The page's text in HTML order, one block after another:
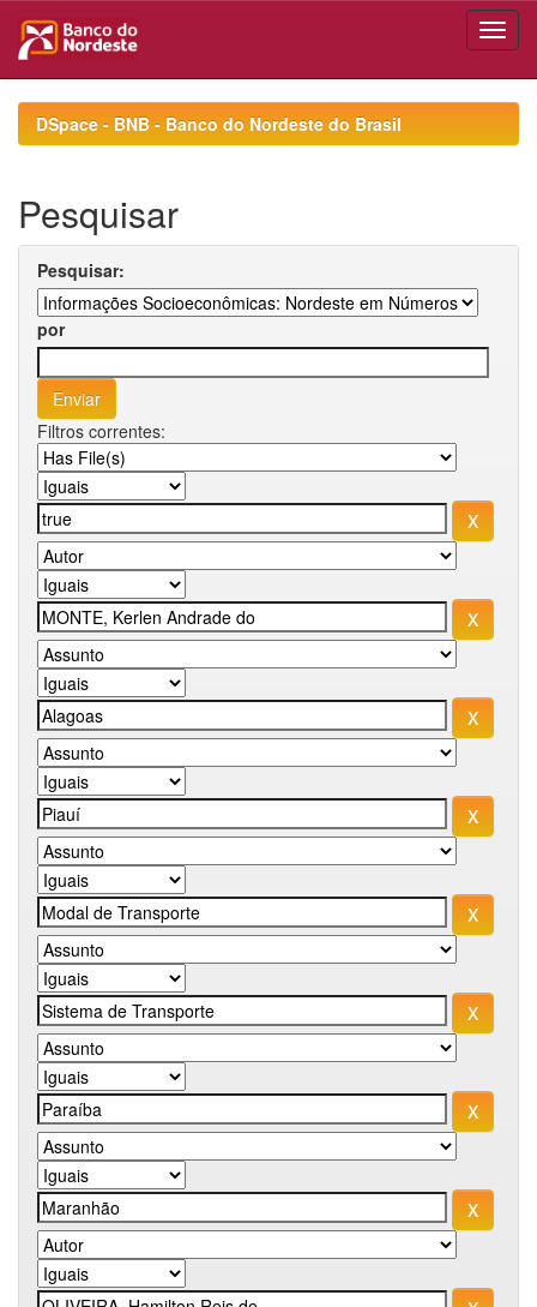
navigationDSpace - BNB - Banco do Nordeste do Brasil
Pesquisar
Pesquisar:
por
Filtros correntes: